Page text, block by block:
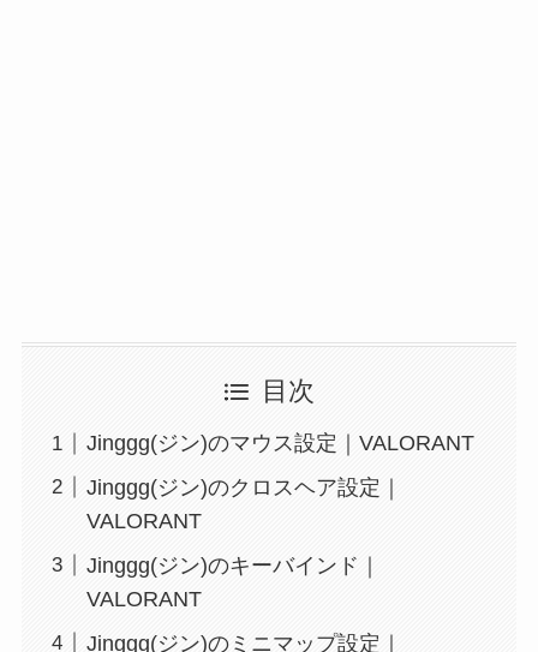
目次
Jinggg(ジン)のマウス設定｜VALORANT
Jinggg(ジン)のクロスヘア設定｜
VALORANT
Jinggg(ジン)のキーバインド｜
VALORANT
Jinggg(ジン)のミニマップ設定｜